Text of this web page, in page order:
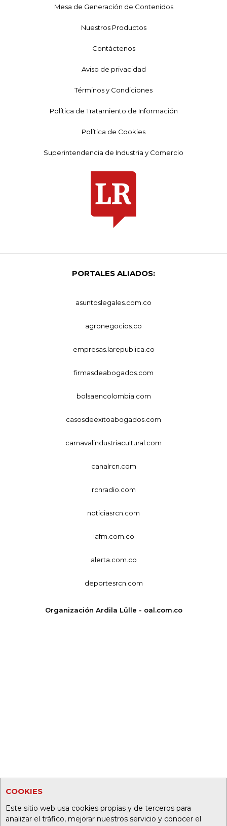
COOKIES
Este sitio web usa cookies propias y de terceros para
analizar el tráfico, mejorar nuestros servicio y conocer el
Mesa de Generación de Contenidos
Nuestros Productos
Contáctenos
Aviso de privacidad
Términos y Condiciones
Política de Tratamiento de Información
Política de Cookies
Superintendencia de Industria y Comercio
PORTALES ALIADOS:
asuntoslegales.com.co
agronegocios.co
empresas.larepublica.co
firmasdeabogados.com
bolsaencolombia.com
casosdeexitoabogados.com
carnavalindustriacultural.com
canalrcn.com
rcnradio.com
noticiasrcn.com
lafm.com.co
alerta.com.co
deportesrcn.com
Organización Ardila Lülle - oal.com.co